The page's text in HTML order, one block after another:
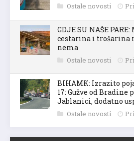
Ostale novosti
GDJE SU NAŠE
cestarina i trošarina
nema
Ostale novosti
BIHAMK: Izrazito
17: Gužve od Bradine
Jablanici, dodatno
Ostale novosti